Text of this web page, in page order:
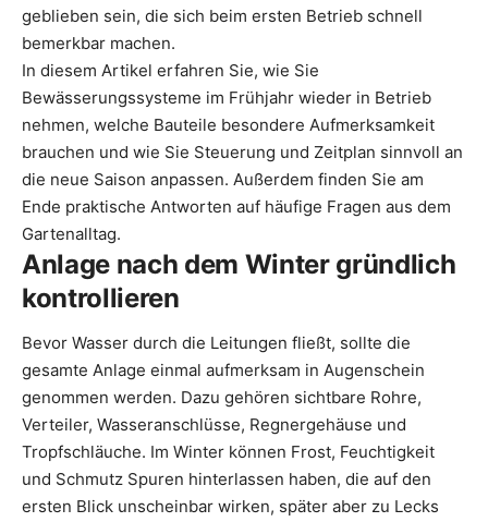
geblieben sein, die sich beim ersten Betrieb schnell
bemerkbar machen.
In diesem Artikel erfahren Sie, wie Sie
Bewässerungssysteme im Frühjahr wieder in Betrieb
nehmen, welche Bauteile besondere Aufmerksamkeit
brauchen und wie Sie Steuerung und Zeitplan sinnvoll an
die neue Saison anpassen. Außerdem finden Sie am
Ende praktische Antworten auf häufige Fragen aus dem
Gartenalltag.
Anlage nach dem Winter gründlich
kontrollieren
Bevor Wasser durch die Leitungen fließt, sollte die
gesamte Anlage einmal aufmerksam in Augenschein
genommen werden. Dazu gehören sichtbare Rohre,
Verteiler, Wasseranschlüsse, Regnergehäuse und
Tropfschläuche. Im Winter können Frost, Feuchtigkeit
und Schmutz Spuren hinterlassen haben, die auf den
ersten Blick unscheinbar wirken, später aber zu Lecks